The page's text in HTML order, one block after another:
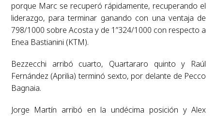
porque Marc se recuperó rápidamente, recuperando el
liderazgo, para terminar ganando con una ventaja de
798/1000 sobre Acosta y de 1”324/1000 con respecto a
Enea Bastianini (KTM).
Bezzecchi arribó cuarto, Quartararo quinto y Raúl
Fernández (Aprilia) terminó sexto, por delante de Pecco
Bagnaia.
Jorge Martín arribó en la undécima posición y Alex